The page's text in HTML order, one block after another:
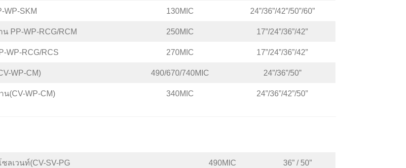
SKM 130MIC 24”/36”/42”/50”/60”
PP-WP-RCG/RCM 250MIC 17”/24”/36”/42”
WP-RCG/RCS 270MIC 17”/24”/36”/42”
WP-CM) 490/670/740MIC 24”/36”/50”
(CV-WP-CM) 340MIC 24”/36”/42”/50”
ลเวนท์(CV-SV-PG 490MIC 36” / 50”